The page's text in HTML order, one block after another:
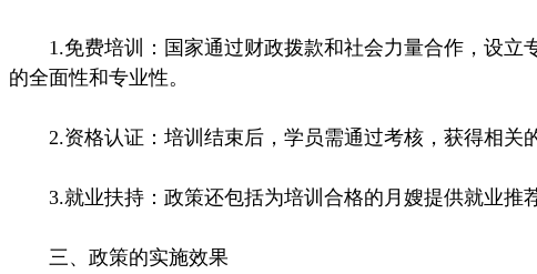
1.免费培训：国家通过财政拨款和社会力量合作，设立
的全面性和专业性。
2.资格认证：培训结束后，学员需通过考核，获得相关
3.就业扶持：政策还包括为培训合格的月嫂提供就业推
三、政策的实施效果